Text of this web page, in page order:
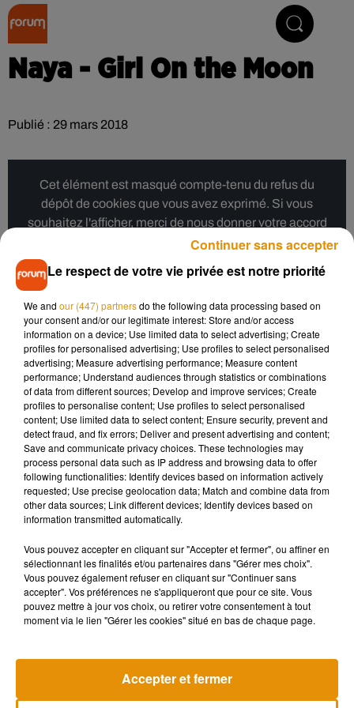
Naya - Girl On the Moon
Publié : 29 mars 2018
Cet élément est masqué compte-tenu du refus du
dépôt de cookies que vous avez exprimé. Si vous
souhaitez l'afficher, merci de nous donner votre accord
en cliquant sur le bouton ci-dessous.
Afficher l'élément
Musique
7 août 2026
Madonna sort enfin le remix de « Love
Sensation » avec Kylie Minogue
7 août 2026
Angèle et
collaboration
Le respect de votre vie privée est notre priorité
We and our (447) partnersdo the following data processing based on
your consent and/or our legitimate interest: Store and/or access
information on a device; Use limited data to select advertising; Create
profiles for personalised advertising; Use profiles to select personalised
advertising; Measure advertising performance; Measure content
performance; Understand audiences through statistics or combinations
of data from different sources; Develop and improve services; Create
profiles to personalise content; Use profiles to select personalised
content; Use limited data to select content; Ensure security, prevent and
detect fraud, and fix errors; Deliver and present advertising and content;
Save and communicate privacy choices. These technologies may
process personal data such as IP address and browsing data to offer
following functionalities: Identify devices based on information actively
requested; Use precise geolocation data; Match and combine data from
other data sources; Link different devices; Identify devices based on
information transmitted automatically.
Vous pouvez accepter en cliquant sur "Accepter et fermer", ou affiner en
sélectionnant les finalités et/ou partenaires dans "Gérer mes choix".
Vous pouvez également refuser en cliquant sur "Continuer sans
accepter". Vos préférences ne s'appliqueront que pour ce site. Vous
pouvez mettre à jour vos choix, ou retirer votre consentement à tout
moment via le lien "Gérer les cookies" situé en bas de chaque page.
Accepter et fermer
Continuer sans accepter